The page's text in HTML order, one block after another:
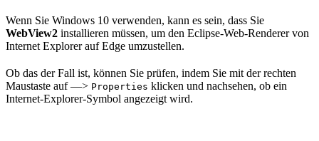
Wenn Sie Windows 10 verwenden, kann es sein, dass Sie
WebView2 installieren müssen, um den Eclipse-Web-Renderer von
Internet Explorer auf Edge umzustellen.
Ob das der Fall ist, können Sie prüfen, indem Sie mit der rechten
Maustaste auf —> Properties klicken und nachsehen, ob ein
Internet-Explorer-Symbol angezeigt wird.